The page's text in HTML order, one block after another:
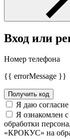
Вход или
Номер телефона
{{ errorMessage }}
Получить код
Я даю согласие
Я ознакомлен
обработки
«КРОКУС» на